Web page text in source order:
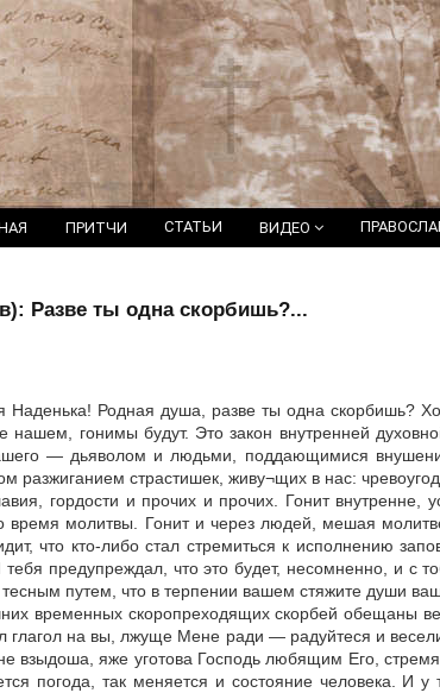
ПРИТЧИ СТАТЬИ ВИДЕО
Разве ты одна скорбишь?...
Родная душа, разве ты одна скорбишь?
нашем, гонимы будут. Это закон внутренней
— дьяволом и людьми, поддающимися
разжиганием страстишек, живу¬щих в нас:
гордости и прочих и прочих. Гонит внутренне,
время молитвы. Гонит и через людей, мешая
что кто-либо стал стремиться к исполнению
предупреждал, что это будет, несомненно, и с
путем, что в терпении вашем стяжите души
временных скоропреходящих скорбей обещаны
глагол на вы, лжуще Мене ради — радуйтеся и
взыдоша, яже уготова Господь любящим Его,
погода, так меняется и состояние человека. И